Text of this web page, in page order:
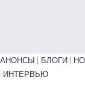
Primary links bottom
АНОНСЫ БЛОГИ
ИНТЕРВЬЮ